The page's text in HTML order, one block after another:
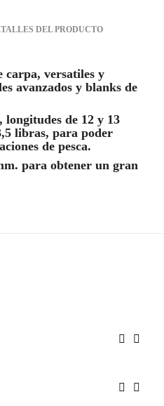
DEL PRODUCTO
carpa, versatiles y
avanzados y blanks de
longitudes de 12 y 13
libras, para poder
de pesca.
para obtener un gran



